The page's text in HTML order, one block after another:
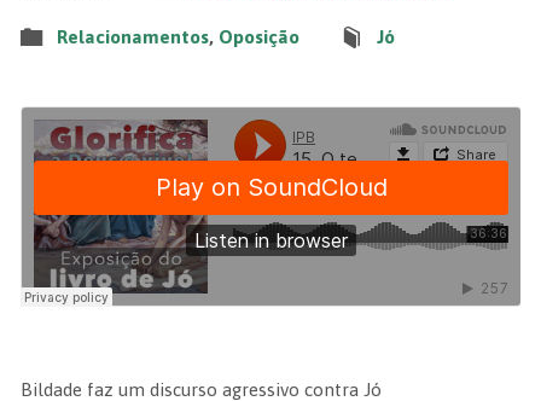
Relacionamentos, Oposição Jó
Bildade faz um discurso agressivo contra Jó